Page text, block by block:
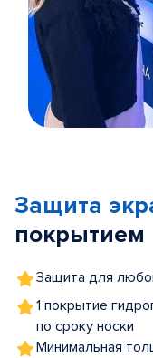
5
Защита
покрытием
Защита для
1 покрытие
по сроку носки
Минимальная